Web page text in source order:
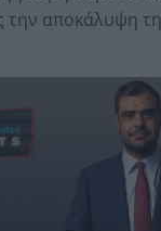
την αποκάλυψη